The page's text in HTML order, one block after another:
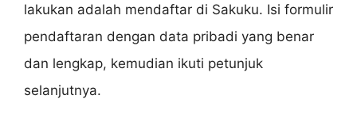
lakukan adalah mendaftar di Sakuku. Isi formulir
pendaftaran dengan data pribadi yang benar
dan lengkap, kemudian ikuti petunjuk
selanjutnya.